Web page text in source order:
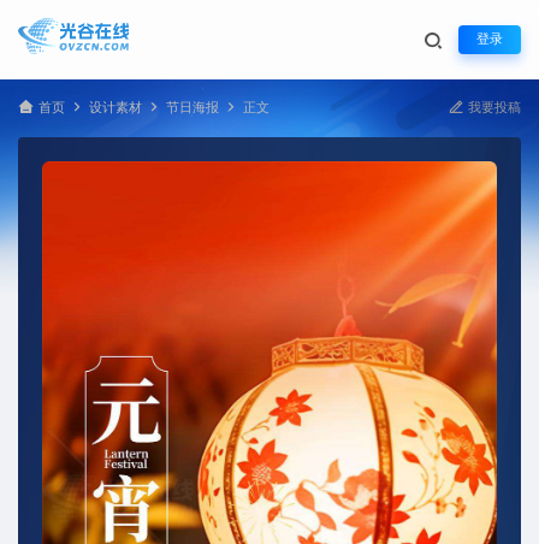
登录
首页 设计素材 节日海报 正文 我要投稿